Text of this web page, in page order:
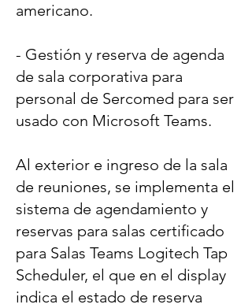
americano.
- Gestión y reserva de agenda
de sala corporativa para
personal de Sercomed para ser
usado con Microsoft Teams.
Al exterior e ingreso de la sala
de reuniones, se implementa el
sistema de agendamiento y
reservas para salas certificado
para Salas Teams Logitech Tap
Scheduler, el que en el display
indica el estado de reserva